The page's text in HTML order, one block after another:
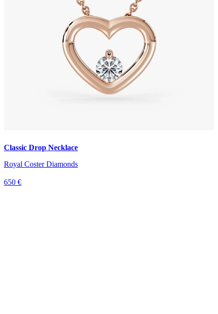
Classic Drop Necklace
Royal Coster Diamonds
650 €